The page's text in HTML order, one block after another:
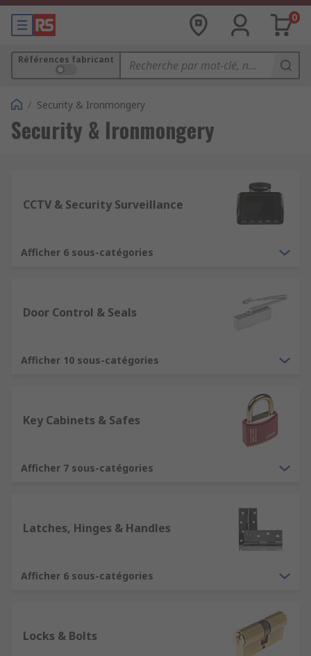
0
Références fabricant
/ Security & Ironmongery
Security & Ironmongery
CCTV & Security Surveillance
Afficher 6 sous-catégories
Door Control & Seals
Afficher 10 sous-catégories
Key Cabinets & Safes
Afficher 7 sous-catégories
Latches, Hinges & Handles
Afficher 6 sous-catégories
Locks & Bolts